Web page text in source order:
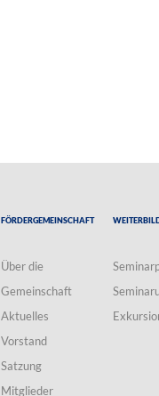
Fördergemeinschaft
Über die
Gemeinschaft
Aktuelles
Vorstand
Satzung
Mitglieder